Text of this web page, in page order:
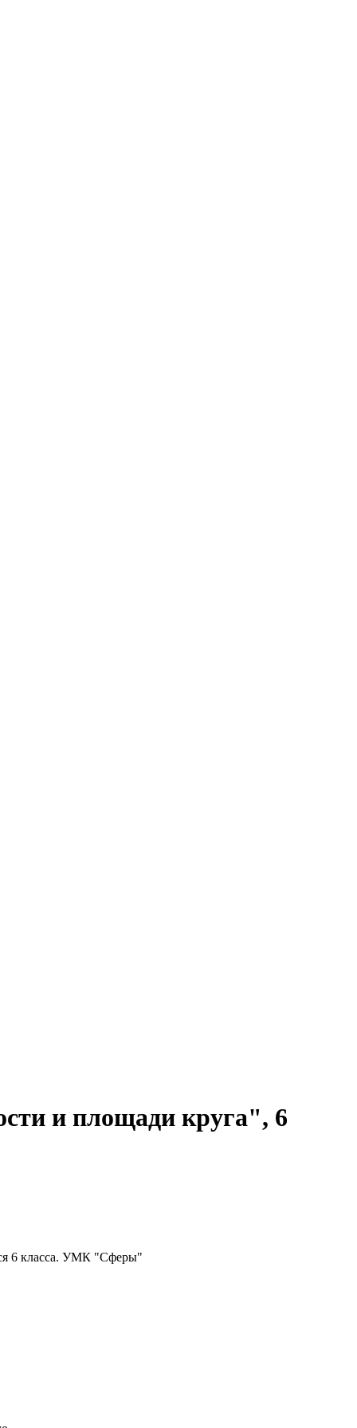
и площади круга", 6
6 класса. УМК "Сферы"